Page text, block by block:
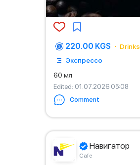
220.00 KGS
Drinks
Экспрессо
60 мл
Edited: 01.07.2026 05:08
Comment
Навигатор
Сafe